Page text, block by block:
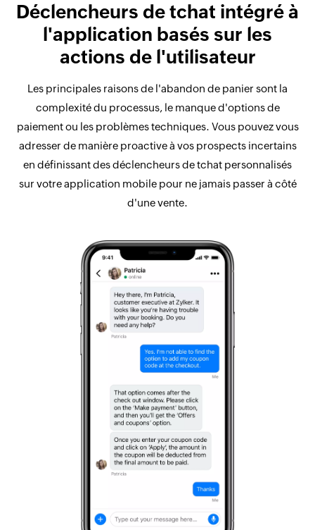
Déclencheurs de tchat intégré à
l'application basés sur les
actions de l'utilisateur
Les principales raisons de l'abandon de panier sont la
complexité du processus, le manque d'options de
paiement ou les problèmes techniques. Vous pouvez vous
adresser de manière proactive à vos prospects incertains
en définissant des déclencheurs de tchat personnalisés
sur votre application mobile pour ne jamais passer à côté
d'une vente.